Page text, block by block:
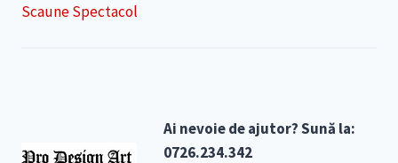
Scaune Spectacol
Ai nevoie de ajutor? Sună la:
0726.234.342